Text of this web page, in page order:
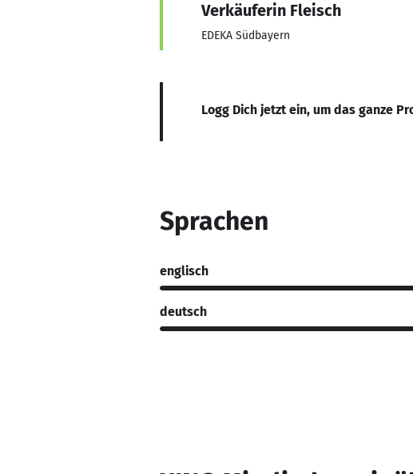
Verkäuferin Fleisch
EDEKA Südbayern
Logg Dich jetzt ein, um das ganze
Sprachen
englisch
deutsch